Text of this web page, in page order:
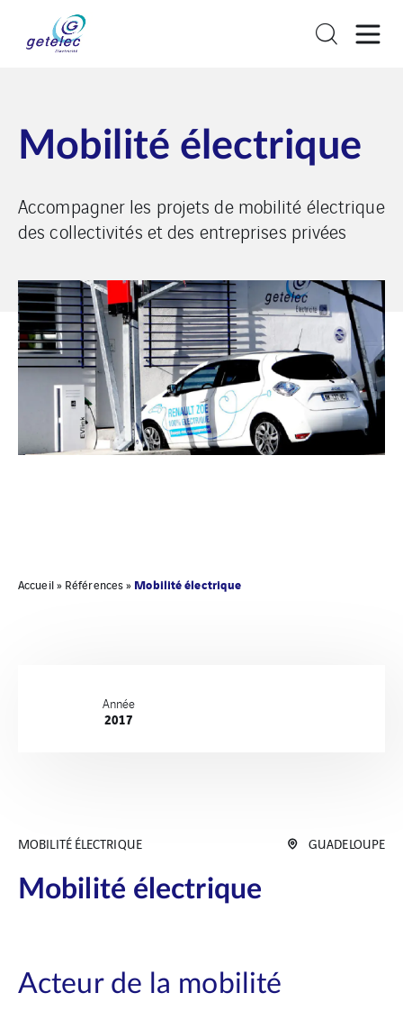
Mobilité électrique
Accompagner les projets de mobilité électrique
des collectivités et des entreprises privées
Accueil» Références» Mobilité électrique
Année
2017
MOBILITÉ ÉLECTRIQUE GUADELOUPE
Mobilité électrique
Acteur de la mobilité